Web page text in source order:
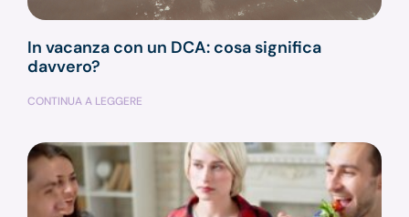
In vacanza con un DCA: cosa significa
davvero?
CONTINUA A LEGGERE